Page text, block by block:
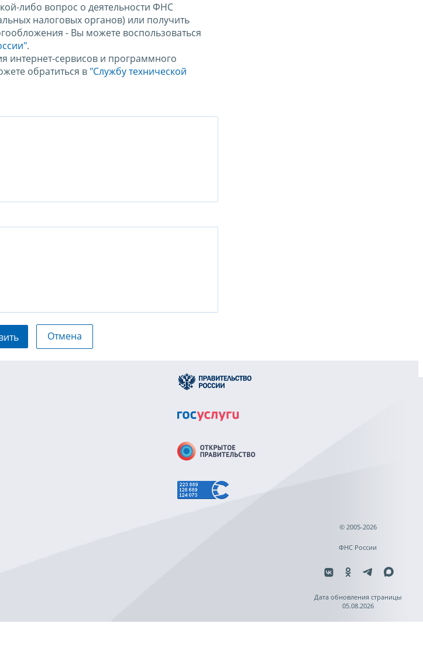
либо вопрос о деятельности ФНС
налоговых органов) или получить
- Вы можете воспользоваться
.
интернет-сервисов и программного
обратиться в "Службу технической
Отмена
© 2005-2026
ФНС России
Дата обновления страницы
05.08.2026